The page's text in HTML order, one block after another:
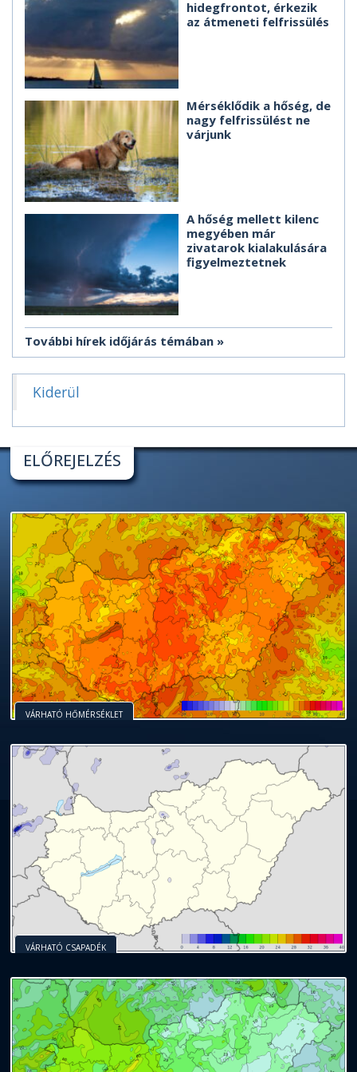
hidegfrontot, érkezik
az átmeneti felfrissülés
Mérséklődik a hőség, de
nagy felfrissülést ne
várjunk
A hőség mellett kilenc
megyében már
zivatarok kialakulására
figyelmeztetnek
További hírek időjárás témában
Kiderül
ELŐREJELZÉS
VÁRHATÓ HŐMÉRSÉKLET
VÁRHATÓ CSAPADÉK